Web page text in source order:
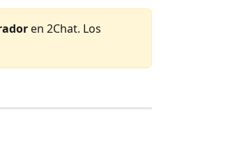
en 2Chat. Los